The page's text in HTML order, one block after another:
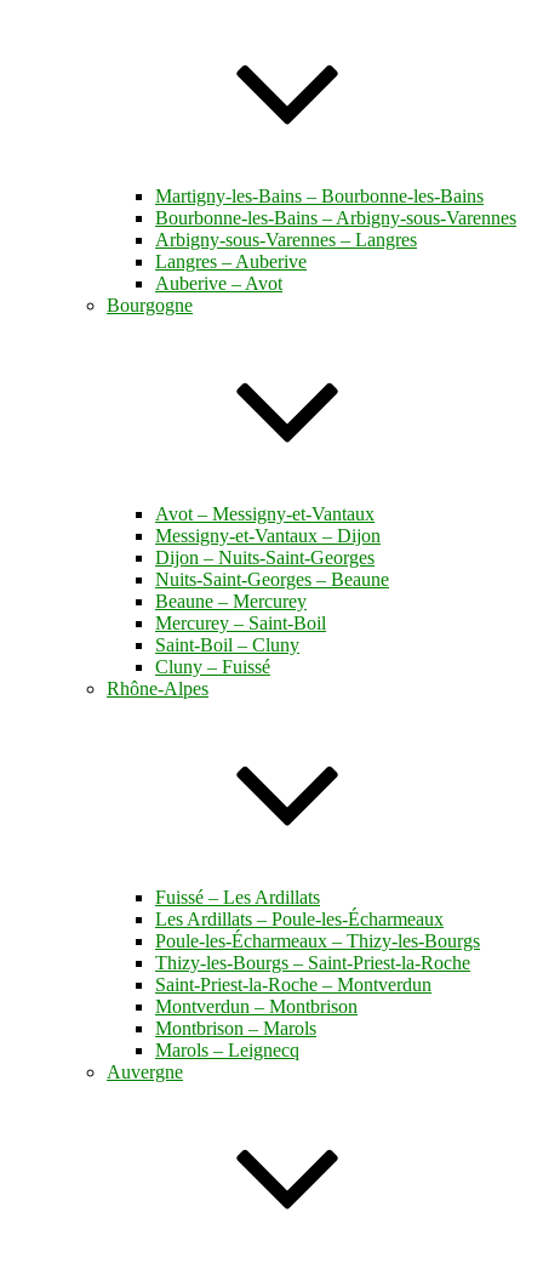
Martigny-les-Bains – Bourbonne-les-Bains
Bourbonne-les-Bains – Arbigny-sous-Varennes
Arbigny-sous-Varennes – Langres
Langres – Auberive
Auberive – Avot
Bourgogne
Avot – Messigny-et-Vantaux
Messigny-et-Vantaux – Dijon
Dijon – Nuits-Saint-Georges
Nuits-Saint-Georges – Beaune
Beaune – Mercurey
Mercurey – Saint-Boil
Saint-Boil – Cluny
Cluny – Fuissé
Rhône-Alpes
Fuissé – Les Ardillats
Les Ardillats – Poule-les-Écharmeaux
Poule-les-Écharmeaux – Thizy-les-Bourgs
Thizy-les-Bourgs – Saint-Priest-la-Roche
Saint-Priest-la-Roche – Montverdun
Montverdun – Montbrison
Montbrison – Marols
Marols – Leignecq
Auvergne